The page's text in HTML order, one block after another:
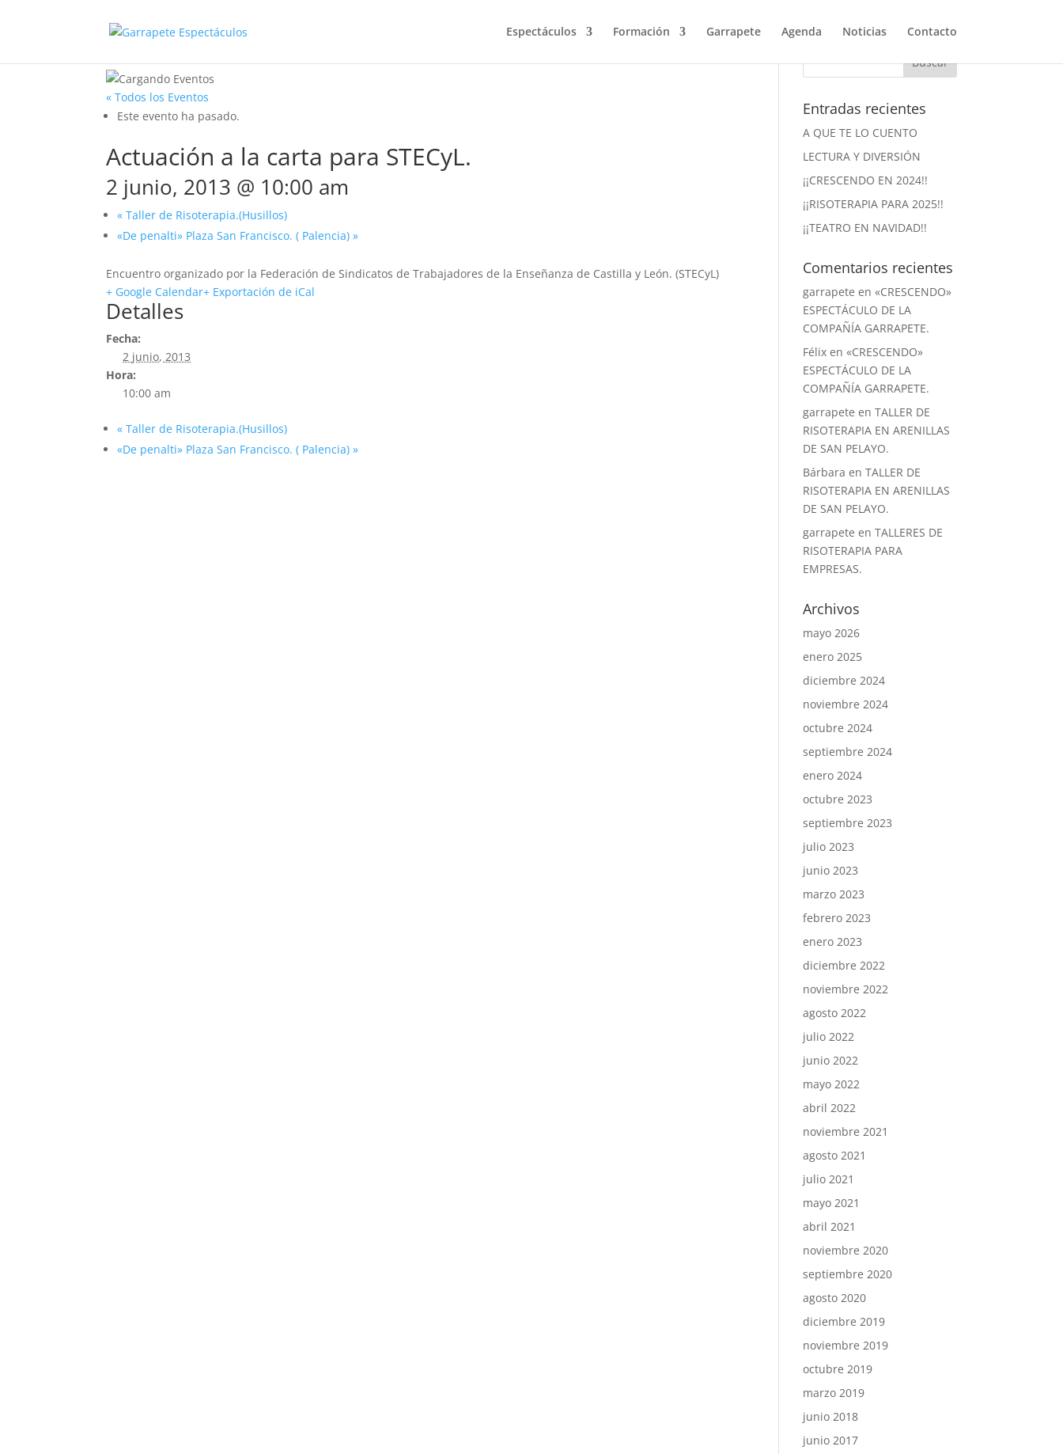
Espectáculos Formación Garrapete Agenda Noticias Contacto
« Todos los Eventos
Este evento ha pasado.
Actuación a la carta para STECyL.
2 junio, 2013 @ 10:00 am
« Taller de Risoterapia.(Husillos)
«De penalti» Plaza San Francisco. ( Palencia)»
Encuentro organizado por la Federación de Sindicatos de Trabajadores de la Enseñanza de Castilla y León. (STECyL)
+ Google Calendar+ Exportación de iCal
Detalles
Fecha:
2 junio, 2013
Hora:
10:00 am
« Taller de Risoterapia.(Husillos)
«De penalti» Plaza San Francisco. ( Palencia)»
Entradas recientes
A QUE TE LO CUENTO
LECTURA Y DIVERSIÓN
¡¡CRESCENDO EN 2024!!
¡¡RISOTERAPIA PARA 2025!!
¡¡TEATRO EN NAVIDAD!!
Comentarios recientes
garrapete en«CRESCENDO»
ESPECTÁCULO DE LA
COMPAÑÍA GARRAPETE.
Félix en«CRESCENDO»
ESPECTÁCULO DE LA
COMPAÑÍA GARRAPETE.
garrapete enTALLER DE
RISOTERAPIA EN ARENILLAS
DE SAN PELAYO.
Bárbara enTALLER DE
RISOTERAPIA EN ARENILLAS
DE SAN PELAYO.
garrapete enTALLERES DE
RISOTERAPIA PARA
EMPRESAS.
Archivos
mayo 2026
enero 2025
diciembre 2024
noviembre 2024
octubre 2024
septiembre 2024
enero 2024
octubre 2023
septiembre 2023
julio 2023
junio 2023
marzo 2023
febrero 2023
enero 2023
diciembre 2022
noviembre 2022
agosto 2022
julio 2022
junio 2022
mayo 2022
abril 2022
noviembre 2021
agosto 2021
julio 2021
mayo 2021
abril 2021
noviembre 2020
septiembre 2020
agosto 2020
diciembre 2019
noviembre 2019
octubre 2019
marzo 2019
junio 2018
junio 2017